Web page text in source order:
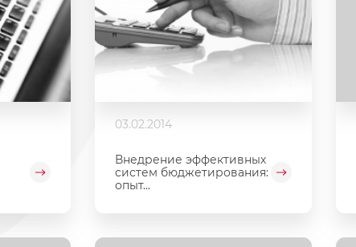
03.02.2014
Внедрение эффективных
систем бюджетирования:
опыт...